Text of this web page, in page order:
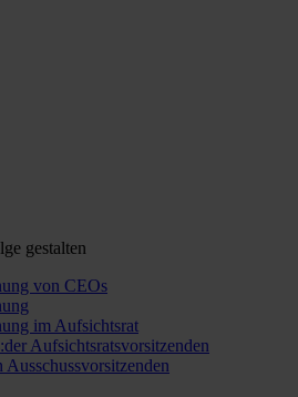
gestalten
von CEOs
im Aufsichtsrat
Aufsichtsratsvorsitzenden